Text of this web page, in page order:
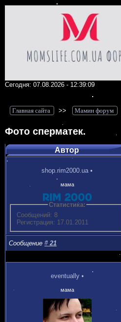
Сегодня: 07.08.2026 - 12:39:09
Главная сайта >> Мамин форум
Фото сперматек.
Автор
shop.rim2000.ua •
мама
Статистика:
Сообщений: 8
Регистрация: 17.01.2011
Сообщение#21
eventually •
мама